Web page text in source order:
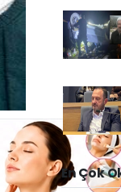
En Çok